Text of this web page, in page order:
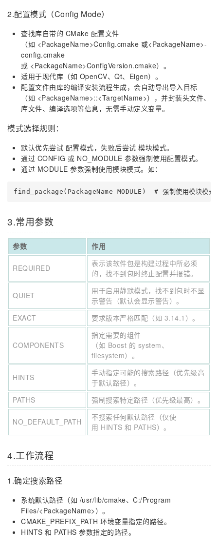
2.配置模式（Config Mode）
查找库自带的 CMake 配置文件
（如 <PackageName>Config.cmake 或<PackageName>-
config.cmake
或 <PackageName>ConfigVersion.cmake）。
适用于现代库（如 OpenCV、Qt、Eigen）。
配置文件由库的编译安装流程生成，会自动导出导入目标
（如 <PackageName>::<TargetName>），并封装头文件、
库文件、编译选项等信息，无需手动定义变量。
模式选择规则：
默认优先尝试 配置模式，失败后尝试 模块模式。
通过 CONFIG 或 NO_MODULE 参数强制使用配置模式。
通过 MODULE 参数强制使用模块模式。如：
find_package(PackageName MODULE)  # 强制使用模块模式
3.常用参数
参数 作用
REQUIRED
表示该软件包是构建过程中所必须
的，找不到包时终止配置并报错。
QUIET
用于启用静默模式，找不到包时不显
示警告（默认会显示警告）。
EXACT
要求版本严格匹配（如 3.14.1）。
COMPONENTS
指定需要的组件
（如 Boost 的 system、
filesystem）。
HINTS
手动指定可能的搜索路径（优先级高
于默认路径）。
PATHS
强制搜索特定路径（优先级最高）。
NO_DEFAULT_PATH
不搜索任何默认路径（仅使
用 HINTS 和 PATHS）。
4.工作流程
1.确定搜索路径
系统默认路径（如 /usr/lib/cmake、C:/Program
Files/<PackageName>）。
CMAKE_PREFIX_PATH 环境变量指定的路径。
HINTS 和 PATHS 参数指定的路径。